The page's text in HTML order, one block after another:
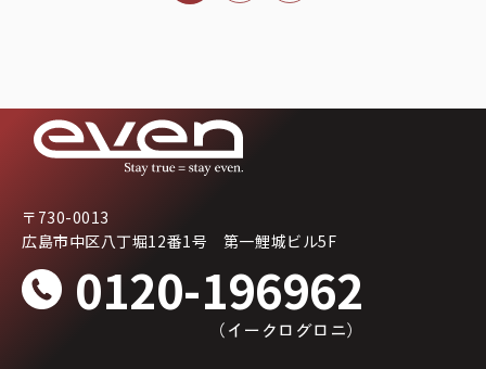
〒730-0013
広島市中区八丁堀12番1号 第一鯉城ビル5F
0120-196962
（イークログロニ）